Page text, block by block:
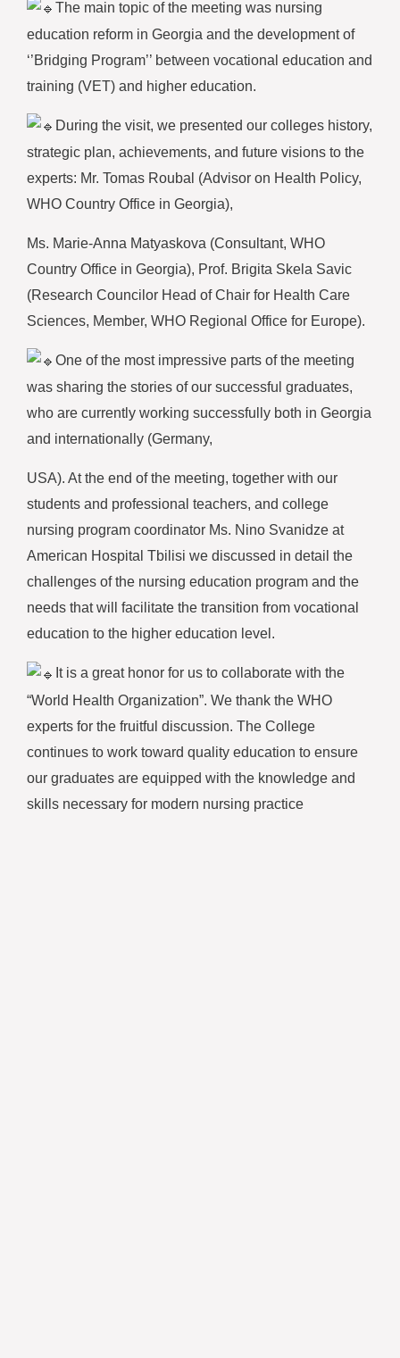
The main topic of the meeting was nursing
education reform in Georgia and the development of
‘’Bridging Program’’ between vocational education and
training (VET) and higher education.
During the visit, we presented our colleges history,
strategic plan, achievements, and future visions to the
experts: Mr. Tomas Roubal (Advisor on Health Policy,
WHO Country Office in Georgia),
Ms. Marie-Anna Matyaskova (Consultant, WHO
Country Office in Georgia), Prof. Brigita Skela Savic
(Research Councilor Head of Chair for Health Care
Sciences, Member, WHO Regional Office for Europe).
One of the most impressive parts of the meeting
was sharing the stories of our successful graduates,
who are currently working successfully both in Georgia
and internationally (Germany,
USA). At the end of the meeting, together with our
students and professional teachers, and college
nursing program coordinator Ms. Nino Svanidze at
American Hospital Tbilisi we discussed in detail the
challenges of the nursing education program and the
needs that will facilitate the transition from vocational
education to the higher education level.
It is a great honor for us to collaborate with the
“World Health Organization”. We thank the WHO
experts for the fruitful discussion. The College
continues to work toward quality education to ensure
our graduates are equipped with the knowledge and
skills necessary for modern nursing practice